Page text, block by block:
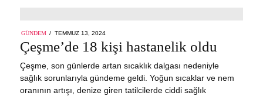
GÜNDEM
POSTED
TEMMUZ 13, 2024
Çeşme’de 18 kişi hastanelik oldu
Çeşme, son günlerde artan sıcaklık dalgası nedeniyle
sağlık sorunlarıyla gündeme geldi. Yoğun sıcaklar ve nem
oranının artışı, denize giren tatilcilerde ciddi sağlık